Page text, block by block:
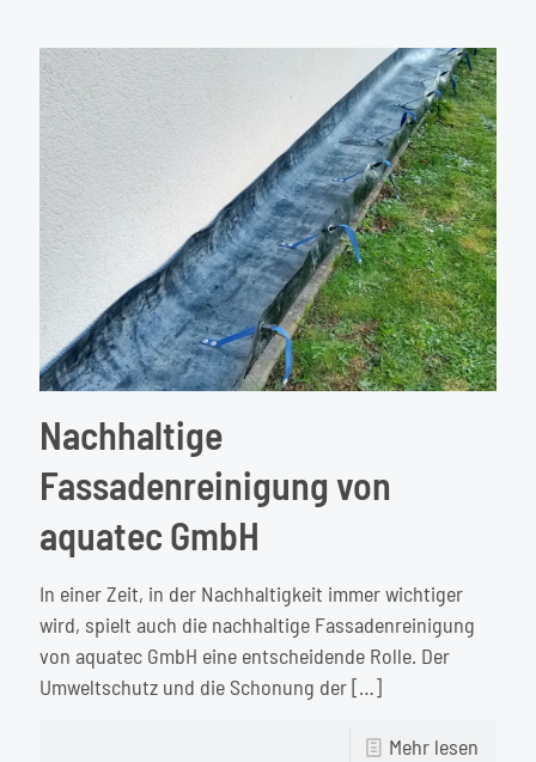
von
auf
Nachhaltige
Fassadenreinigung von
aquatec GmbH
In einer Zeit, in der Nachhaltigkeit immer wichtiger
wird, spielt auch die nachhaltige Fassadenreinigung
von aquatec GmbH eine entscheidende Rolle. Der
Umweltschutz und die Schonung der[…]
Mehr lesen